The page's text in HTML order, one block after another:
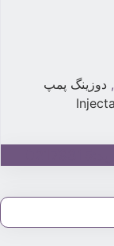
, دوزینگ پمپ